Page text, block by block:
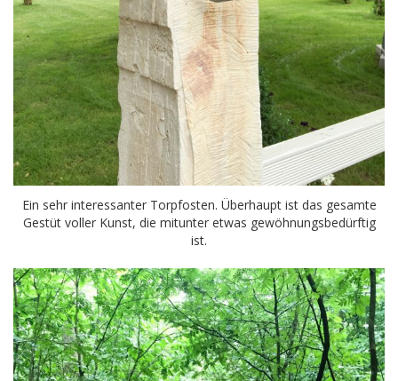
Ein sehr interessanter Torpfosten. Überhaupt ist das gesamte
Gestüt voller Kunst, die mitunter etwas gewöhnungsbedürftig
ist.